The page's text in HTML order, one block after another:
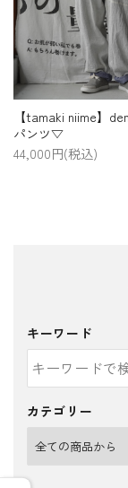
【tamaki niime】
パンツ▽
44,000円(税込)
キーワード
カテゴリー